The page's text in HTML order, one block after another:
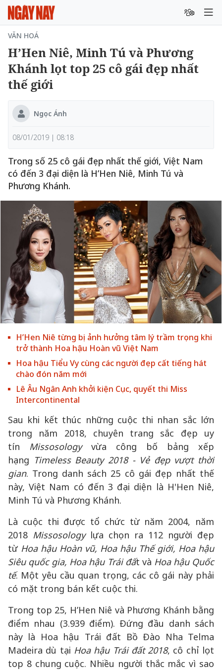
VĂN HOÁ
H’Hen Niê, Minh Tú và Phương
Khánh lọt top 25 cô gái đẹp nhất
thế giới
Ngọc Ánh
08/01/2019 | 08:18
Trong số 25 cô gái đẹp nhất thế giới, Việt Nam
có đến 3 đại diện là H’Hen Niê, Minh Tú và
Phương Khánh.
H’Hen Niê từng bị ảnh hưởng tâm lý trầm trọng khi
trở thành Hoa hậu Hoàn vũ Việt Nam
Hoa hậu Tiểu Vy cùng các người đẹp cất tiếng hát
chào đón năm mới
Lê Âu Ngân Anh khởi kiện Cục, quyết thi Miss
Intercontinental
Sau khi kết thúc những cuộc thi nhan sắc lớn
trong năm 2018, chuyên trang sắc đẹp uy
tín Missosologyvừa công bố bảng xếp
hạng Timeless Beauty 2018 - Vẻ đẹp vượt thời
gian. Trong danh sách 25 cô gái đẹp nhất thế
này, Việt Nam có đến 3 đại diện là H'Hen Niê,
Minh Tú và Phương Khánh.
Là cuộc thi được tổ chức từ năm 2004, năm
2018 Missosologylựa chọn ra 112 người đẹp
từ Hoa hậu Hoàn vũ, Hoa hậu Thế giới, Hoa hậu
Siêu quốc gia, Hoa hậu Trái đất và Hoa hậu Quốc
tế. Một yêu cầu quan trọng, các cô gái này phải
có mặt trong bán kết cuộc thi.
Trong top 25, H’Hen Niê và Phương Khánh bằng
điểm nhau (3.939 điểm). Đứng đầu danh sách
này là Hoa hậu Trái đất Bồ Đào Nha Telma
Madeira dù tại Hoa hậu Trái đất 2018, cô chỉ lọt
top 8 chung cuộc. Nhiều người thắc mắc vì sao